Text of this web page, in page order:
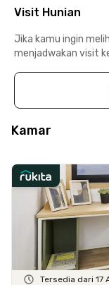
Visit Hunian
Jika kamu ingin
menjadwakan visit
Kamar
Tersedia dari 17